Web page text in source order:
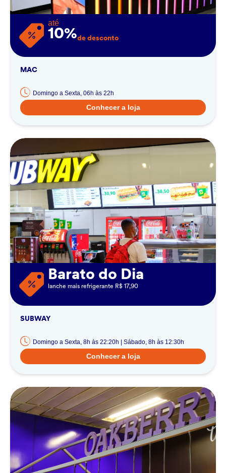
até
10%de desconto
MAC
Domingo a Sexta, 06h às 22h
Conhecer a loja
Barato do Dia
lanche mais refrigerante R$ 17,90
SUBWAY
Domingo a Sexta, 8h às 22:20h | Sábado, 8h às 12:30h
Conhecer a loja